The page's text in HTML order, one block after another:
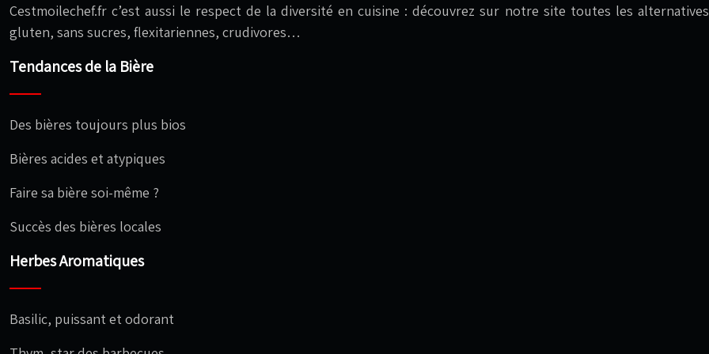
Cestmoilechef.fr c’est aussi le respect de la diversité en cuisine : découvrez sur notre site toutes les
gluten, sans sucres, flexitariennes, crudivores…
Tendances de la Bière
Des bières toujours plus bios
Bières acides et atypiques
Faire sa bière soi-même ?
Succès des bières locales
Herbes Aromatiques
Basilic, puissant et odorant